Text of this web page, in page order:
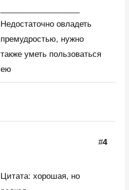
Недостаточно овладеть
премудростью, нужно
также уметь пользоваться
ею
#4
Цитата: хорошая, но